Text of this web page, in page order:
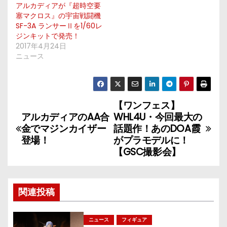
アルカディアが『超時空要
塞マクロス』の宇宙戦闘機
SF-3A ランサーⅡを1/60レ
ジンキットで発売！
2017年4月24日
ニュース
投
稿
ゲ
ー
【ワンフェス】
WHL4U・今回最大の
話題作！あのDOA霞
がプラモデルに！
【GSC撮影会】
アルカディアのAA合
金でマジンカイザー
登場！
関連投稿
ニュース フィギュア